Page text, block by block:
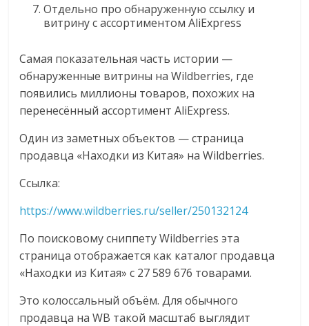
Отдельно про обнаруженную ссылку и
витрину с ассортиментом AliExpress
Самая показательная часть истории —
обнаруженные витрины на Wildberries, где
появились миллионы товаров, похожих на
перенесённый ассортимент AliExpress.
Один из заметных объектов — страница
продавца «Находки из Китая» на Wildberries.
Ссылка:
https://www.wildberries.ru/seller/250132124
По поисковому сниппету Wildberries эта
страница отображается как каталог продавца
«Находки из Китая» с 27 589 676 товарами.
Это колоссальный объём. Для обычного
продавца на WB такой масштаб выглядит